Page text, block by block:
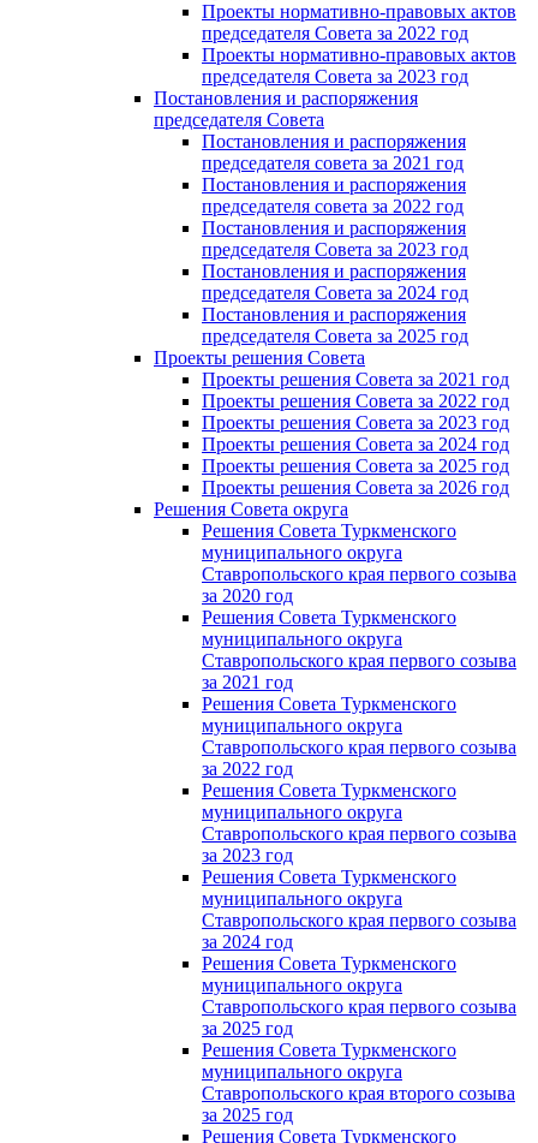
Проекты нормативно-правовых актов
председателя Cовета за 2022 год
Проекты нормативно-правовых актов
председателя Cовета за 2023 год
Постановления и распоряжения
председателя Cовета
Постановления и распоряжения
председателя совета за 2021 год
Постановления и распоряжения
председателя совета за 2022 год
Постановления и распоряжения
председателя Cовета за 2023 год
Постановления и распоряжения
председателя Cовета за 2024 год
Постановления и распоряжения
председателя Cовета за 2025 год
Проекты решения Cовета
Проекты решения Совета за 2021 год
Проекты решения Совета за 2022 год
Проекты решения Cовета за 2023 год
Проекты решения Совета за 2024 год
Проекты решения Совета за 2025 год
Проекты решения Совета за 2026 год
Решения Совета округа
Решения Совета Туркменского
муниципального округа
Ставропольского края первого созыва
за 2020 год
Решения Совета Туркменского
муниципального округа
Ставропольского края первого созыва
за 2021 год
Решения Совета Туркменского
муниципального округа
Ставропольского края первого созыва
за 2022 год
Решения Совета Туркменского
муниципального округа
Ставропольского края первого созыва
за 2023 год
Решения Совета Туркменского
муниципального округа
Ставропольского края первого созыва
за 2024 год
Решения Совета Туркменского
муниципального округа
Ставропольского края первого созыва
за 2025 год
Решения Совета Туркменского
муниципального округа
Ставропольского края второго созыва
за 2025 год
Решения Совета Туркменского